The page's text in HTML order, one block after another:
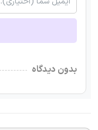
بدون دیدگاه